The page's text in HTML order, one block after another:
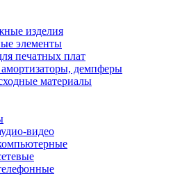
изделия
элементы
печатных плат
демпферы
материалы
видео